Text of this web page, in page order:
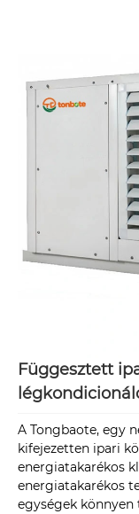
Függesztett
A Tongbaote, egy
kifejezetten ipari
energiatakarékos
energiatakarékos
egységek